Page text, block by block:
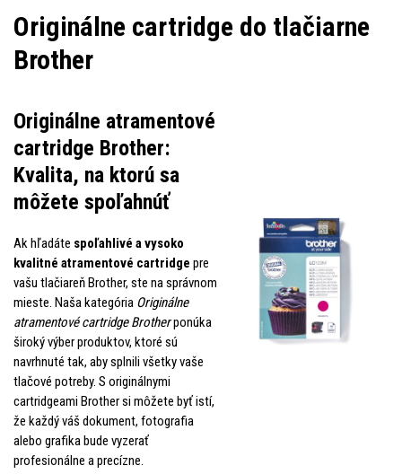
Originálne cartridge do tlačiarne
Brother
Originálne atramentové
cartridge Brother:
Kvalita, na ktorú sa
môžete spoľahnúť
Ak hľadáte spoľahlivé a vysoko
kvalitné atramentové cartridge pre
vašu tlačiareň Brother, ste na správnom
mieste. Naša kategória Originálne
atramentové cartridge Brotherponúka
široký výber produktov, ktoré sú
navrhnuté tak, aby splnili všetky vaše
tlačové potreby. S originálnymi
cartridgeami Brother si môžete byť istí,
že každý váš dokument, fotografia
alebo grafika bude vyzerať
profesionálne a precízne.